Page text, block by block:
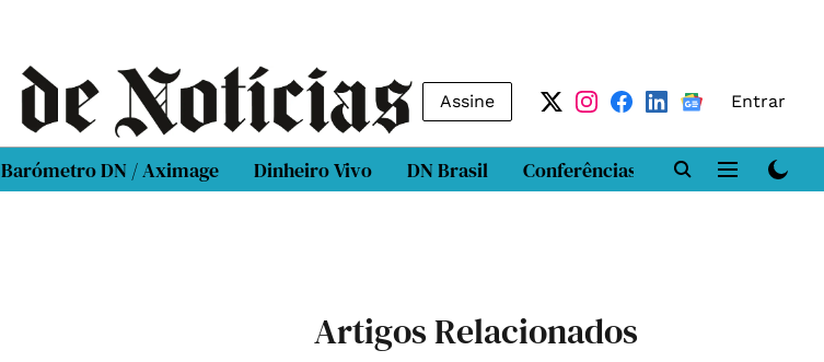
Assine Entrar
Barómetro DN / Aximage Dinheiro Vivo DN Brasil Conferências DN LAB
Artigos Relacionados